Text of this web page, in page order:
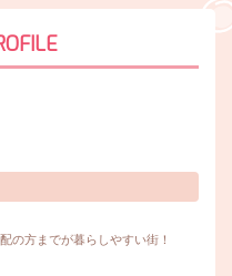
の方までが暮らしやすい街！